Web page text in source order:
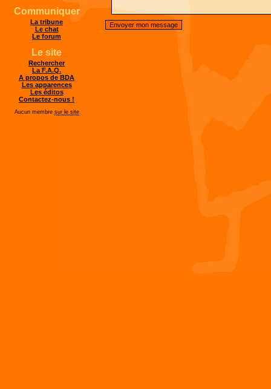
Communiquer
La tribune
Le chat
Le forum
Le site
Rechercher
La F.A.Q.
A propos de BDA
Les apparences
Les éditos
Contactez-nous !
Aucun membre sur le site